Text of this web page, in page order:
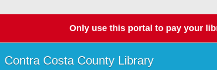
Only use this portal to pay your
Contra Costa County Library